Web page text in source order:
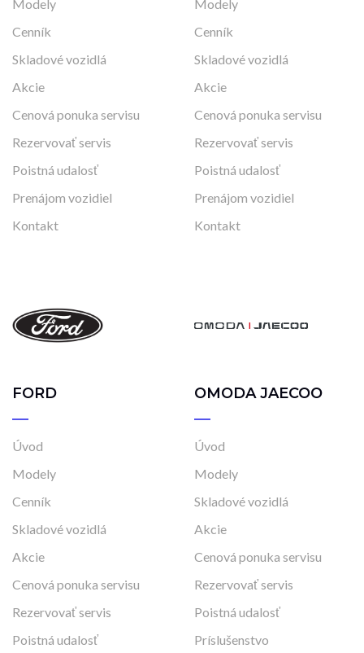
Modely
Cenník
Skladové vozidlá
Akcie
Cenová ponuka servisu
Rezervovať servis
Poistná udalosť
Prenájom vozidiel
Kontakt
Modely
Cenník
Skladové vozidlá
Akcie
Cenová ponuka servisu
Rezervovať servis
Poistná udalosť
Prenájom vozidiel
Kontakt
FORD
Úvod
Modely
Cenník
Skladové vozidlá
Akcie
Cenová ponuka servisu
Rezervovať servis
Poistná udalosť
OMODA JAECOO
Úvod
Modely
Skladové vozidlá
Akcie
Cenová ponuka servisu
Rezervovať servis
Poistná udalosť
Príslušenstvo